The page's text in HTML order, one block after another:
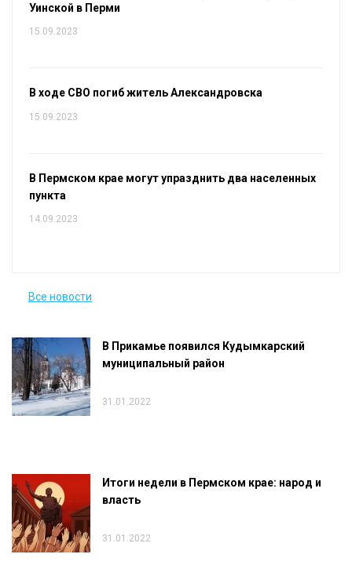
Уинской в Перми
15.09.2023
В ходе СВО погиб житель Александровска
15.09.2023
В Пермском крае могут упразднить два населенных
пункта
14.09.2023
Все новости
В Прикамье появился Кудымкарский
муниципальный район
31.01.2022
Итоги недели в Пермском крае: народ и
власть
31.01.2022